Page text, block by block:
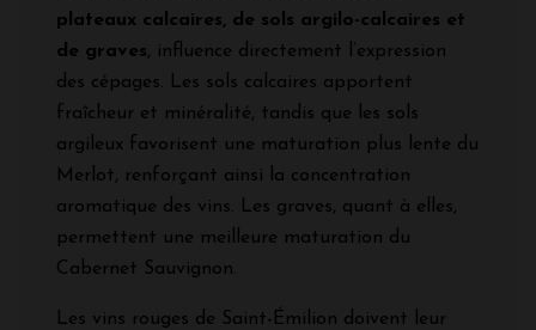
plateaux calcaires, de sols argilo-calcaires et
de graves, influence directement l’expression
des cépages. Les sols calcaires apportent
fraîcheur et minéralité, tandis que les sols
argileux favorisent une maturation plus lente du
Merlot, renforçant ainsi la concentration
aromatique des vins. Les graves, quant à elles,
permettent une meilleure maturation du
Cabernet Sauvignon.
Les vins rouges de Saint-Émilion doivent leur